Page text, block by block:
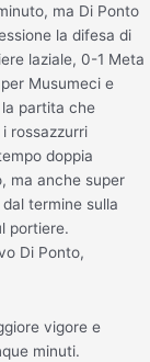
ma Di Ponto
la difesa di
laziale, 0-1 Meta
Musumeci e
partita che
rossazzurri
doppia
ma anche super
termine sulla
portiere.
Di Ponto,
vigore e
minuti.